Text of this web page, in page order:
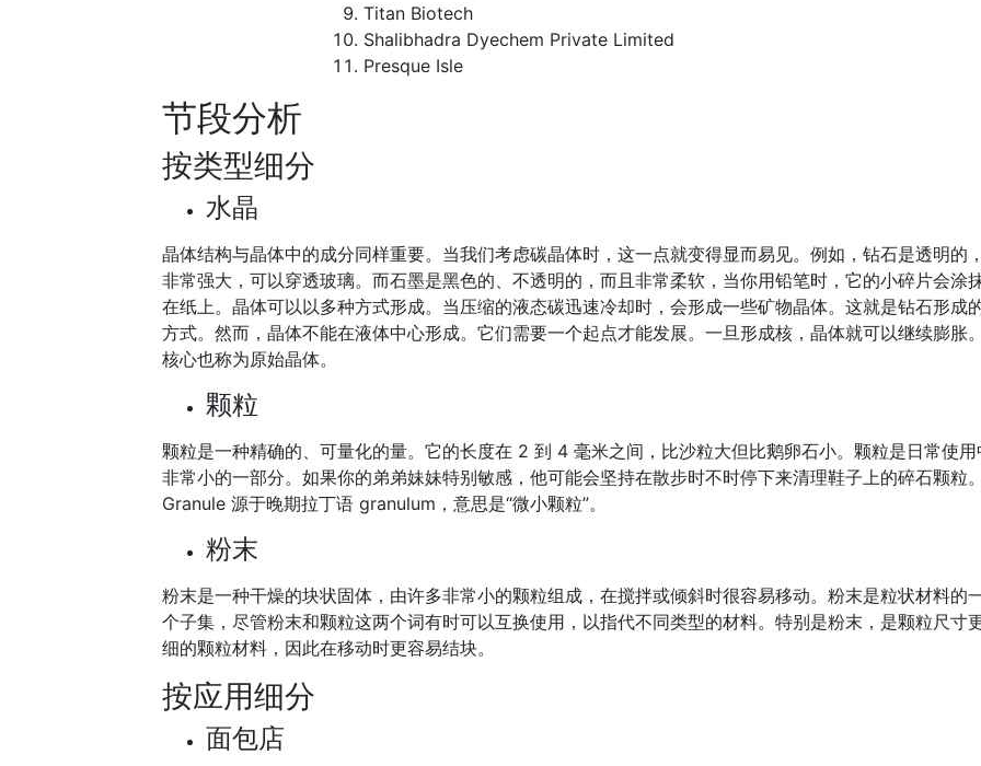
Titan Biotech
Shalibhadra Dyechem Private Limited
Presque Isle
节段分析
按类型细分
水晶
晶体结构与晶体中的成分同样重要。当我们考虑碳晶体时，这一点就变得显而易见。例如，钻石是透明的，
非常强大，可以穿透玻璃。而石墨是黑色的、不透明的，而且非常柔软，当你用铅笔时，它的小碎片会涂
在纸上。晶体可以以多种方式形成。当压缩的液态碳迅速冷却时，会形成一些矿物晶体。这就是钻石形成
方式。然而，晶体不能在液体中心形成。它们需要一个起点才能发展。一旦形成核，晶体就可以继续膨胀。
核心也称为原始晶体。
颗粒
颗粒是一种精确的、可量化的量。它的长度在 2 到 4 毫米之间，比沙粒大但比鹅卵石小。颗粒是日常使用
非常小的一部分。如果你的弟弟妹妹特别敏感，他可能会坚持在散步时不时停下来清理鞋子上的碎石颗粒。
Granule 源于晚期拉丁语 granulum，意思是“微小颗粒”。
粉末
粉末是一种干燥的块状固体，由许多非常小的颗粒组成，在搅拌或倾斜时很容易移动。粉末是粒状材料的
个子集，尽管粉末和颗粒这两个词有时可以互换使用，以指代不同类型的材料。特别是粉末，是颗粒尺寸
细的颗粒材料，因此在移动时更容易结块。
按应用细分
面包店